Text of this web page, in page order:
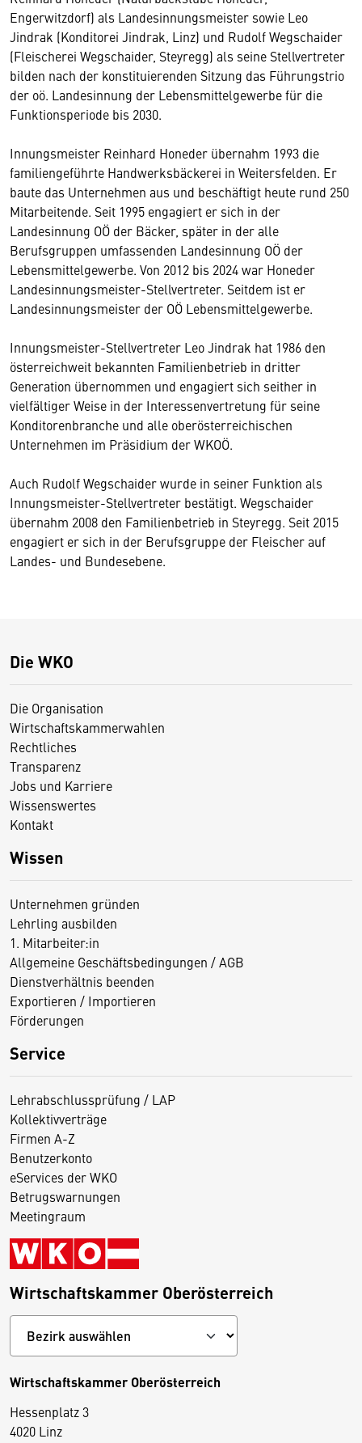
Engerwitzdorf) als Landesinnungsmeister sowie Leo
Jindrak (Konditorei Jindrak, Linz) und Rudolf Wegschaider
(Fleischerei Wegschaider, Steyregg) als seine Stellvertreter
bilden nach der konstituierenden Sitzung das Führungstrio
der oö. Landesinnung der Lebensmittelgewerbe für die
Funktionsperiode bis 2030.
Innungsmeister Reinhard Honeder übernahm 1993 die
familiengeführte Handwerksbäckerei in Weitersfelden. Er
baute das Unternehmen aus und beschäftigt heute rund 250
Mitarbeitende. Seit 1995 engagiert er sich in der
Landesinnung OÖ der Bäcker, später in der alle
Berufsgruppen umfassenden Landesinnung OÖ der
Lebensmittelgewerbe. Von 2012 bis 2024 war Honeder
Landesinnungsmeister-Stellvertreter. Seitdem ist er
Landesinnungsmeister der OÖ Lebensmittelgewerbe.
Innungsmeister-Stellvertreter Leo Jindrak hat 1986 den
österreichweit bekannten Familienbetrieb in dritter
Generation übernommen und engagiert sich seither in
vielfältiger Weise in der Interessenvertretung für seine
Konditorenbranche und alle oberösterreichischen
Unternehmen im Präsidium der WKOÖ.
Auch Rudolf Wegschaider wurde in seiner Funktion als
Innungsmeister-Stellvertreter bestätigt. Wegschaider
übernahm 2008 den Familienbetrieb in Steyregg. Seit 2015
engagiert er sich in der Berufsgruppe der Fleischer auf
Landes- und Bundesebene.
Die WKO
Die Organisation
Wirtschaftskammerwahlen
Rechtliches
Transparenz
Jobs und Karriere
Wissenswertes
Kontakt
Wissen
Unternehmen gründen
Lehrling ausbilden
1. Mitarbeiter:in
Allgemeine Geschäftsbedingungen / AGB
Dienstverhältnis beenden
Exportieren / Importieren
Förderungen
Service
Lehrabschlussprüfung / LAP
Kollektivverträge
Firmen A-Z
Benutzerkonto
eServices der WKO
Betrugswarnungen
Meetingraum
Wirtschaftskammer Oberösterreich
Wirtschaftskammer Oberösterreich
Hessenplatz 3
4020 Linz